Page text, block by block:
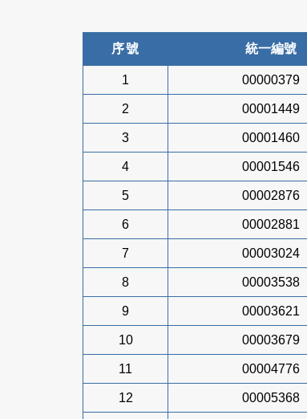
序號 統一編號
1 00000379
2 00001449
3 00001460
4 00001546
5 00002876
6 00002881
7 00003024
8 00003538
9 00003621
10 00003679
11 00004776
12 00005368